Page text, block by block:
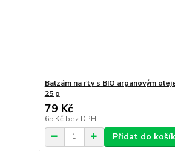
Balzám na rty s BIO arganovým
25 g
79 Kč
65 Kč bez DPH
Přidat do